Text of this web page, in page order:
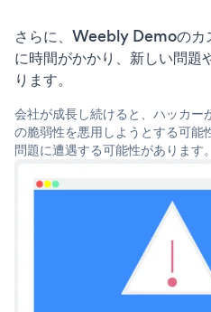
さらに、Weebly Demoのカ
に時間がかかり、新しい問題
ります。
会社が成長し続けると、ハッカ
の脆弱性を悪用しようとする可能
問題に遭遇する可能性があります。